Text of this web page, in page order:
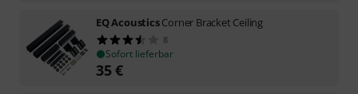
EQ AcousticsCorner Bracket Ceiling
8
Sofort lieferbar
35€